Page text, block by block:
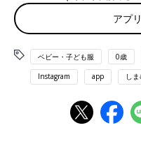
アプ
ベビー・子ども服 0歳
Instagram app し